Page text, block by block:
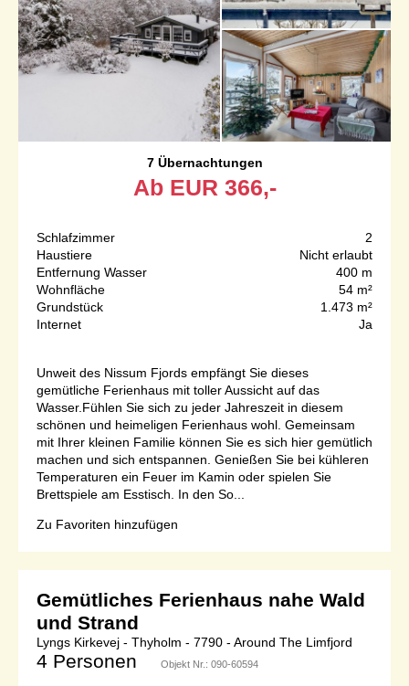
7 Übernachtungen
Ab EUR 366,-
Schlafzimmer
2
Haustiere
Nicht erlaubt
Entfernung Wasser
400 m
Wohnfläche
54 m²
Grundstück
1.473 m²
Internet
Ja
Unweit des Nissum Fjords empfängt Sie dieses
gemütliche Ferienhaus mit toller Aussicht auf das
Wasser.Fühlen Sie sich zu jeder Jahreszeit in diesem
schönen und heimeligen Ferienhaus wohl. Gemeinsam
mit Ihrer kleinen Familie können Sie es sich hier gemütlich
machen und sich entspannen. Genießen Sie bei kühleren
Temperaturen ein Feuer im Kamin oder spielen Sie
Brettspiele am Esstisch. In den So...
Zu Favoriten hinzufügen
Gemütliches Ferienhaus nahe Wald
und Strand
Lyngs Kirkevej - Thyholm - 7790 - Around The Limfjord
4 Personen Objekt Nr.: 090-60594